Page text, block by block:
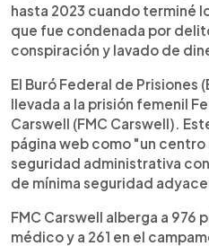
hasta 2023 cuando terminé
que fue condenada por
conspiración y lavado de
El Buró Federal de Prisiones
llevada a la prisión femenil
Carswell (FMC Carswell).
página web como "un
seguridad administrativa
de mínima seguridad
FMC Carswell alberga a 976
médico y a 261 en el